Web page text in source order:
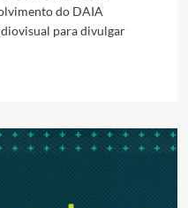
do DAIA
para divulgar